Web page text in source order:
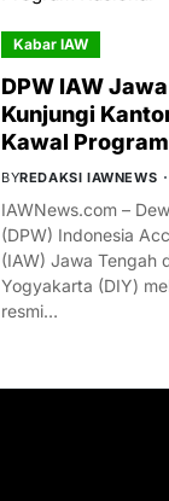
Kabar IAW
DPW IAW
Kunjungi
Kawal
BYREDAKSI IAWNEWS
IAWNews.com –
(DPW) Indonesia
(IAW) Jawa Tengah
Yogyakarta (DIY)
resmi…